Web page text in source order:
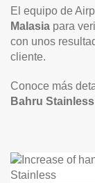
El equipo de
Malasia para
con unos
cliente.
Conoce más
Bahru Stainless